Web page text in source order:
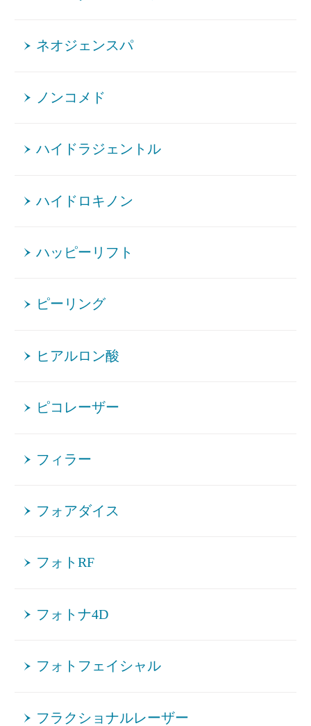
ネオジェンスパ
ノンコメド
ハイドラジェントル
ハイドロキノン
ハッピーリフト
ピーリング
ヒアルロン酸
ピコレーザー
フィラー
フォアダイス
フォトRF
フォトナ4D
フォトフェイシャル
フラクショナルレーザー